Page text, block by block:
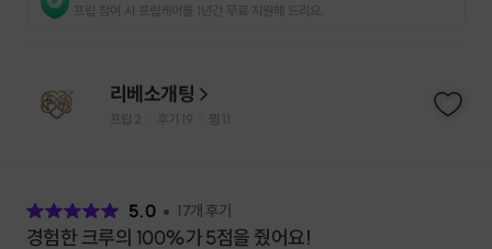
프립 참여 시 프립케어를 1년간 무료 지원해 드리요.
리베소개팅
프립 2 후기 19 찜
5.0 17개 후기
경험한 크루의 100%가 5점을 줬어요!